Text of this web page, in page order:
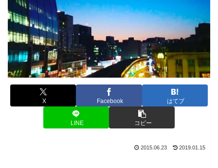
X Facebook はてブ
LINE コピー
2015.06.23 2019.01.15